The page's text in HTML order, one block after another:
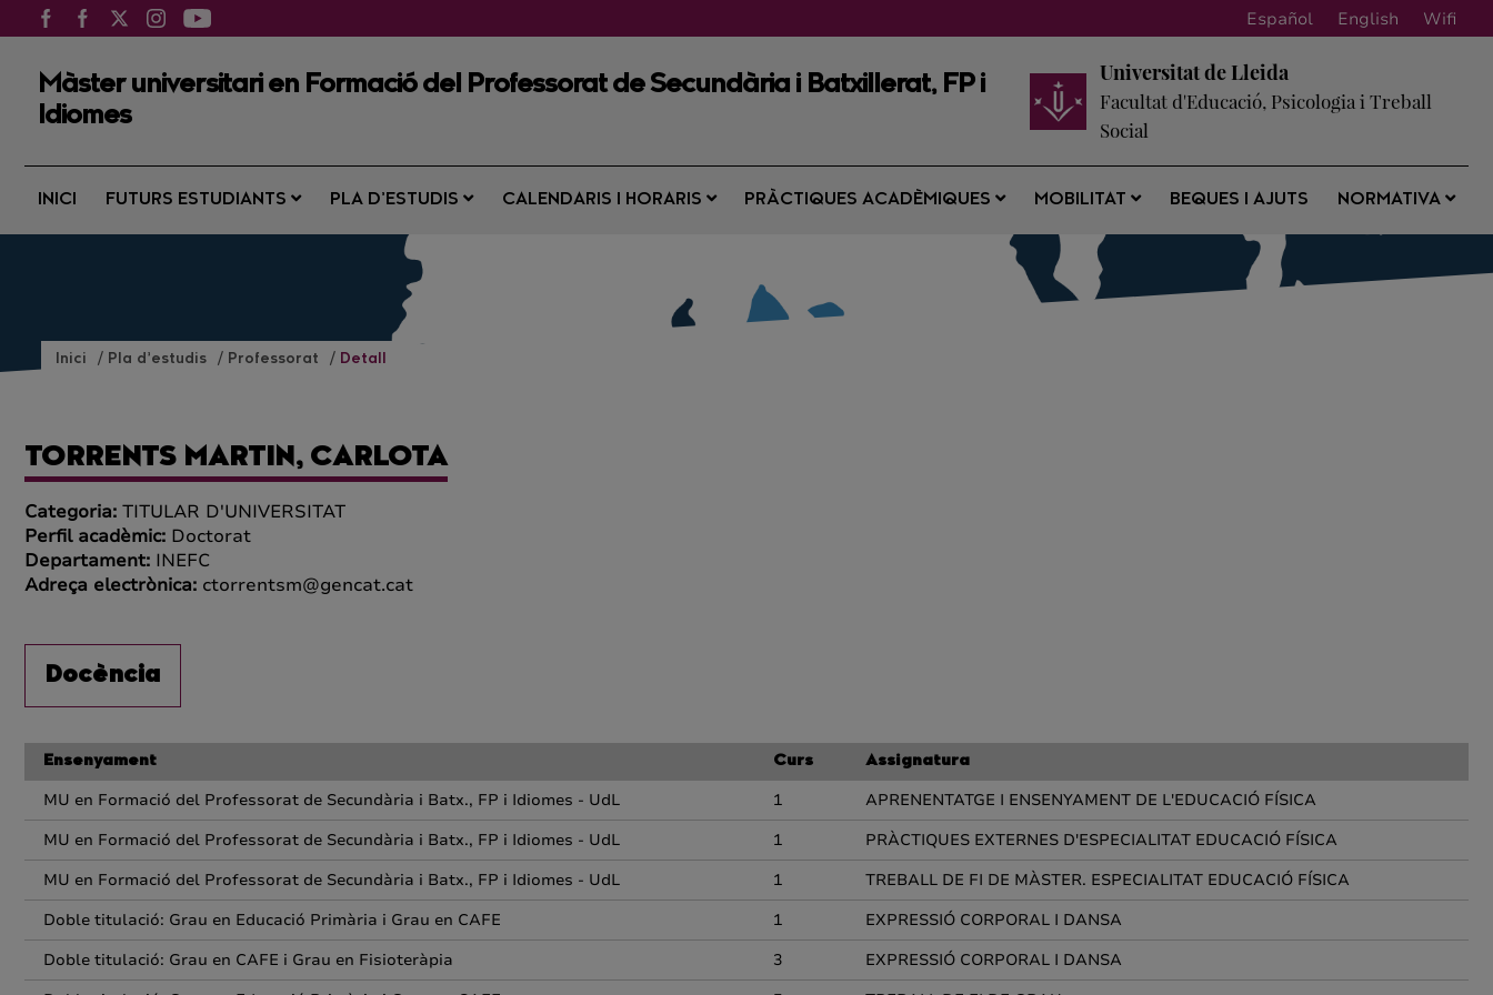
Español English Wifi
Màster universitari en Formació del Professorat de Secundària i Batxillerat, FP i
Idiomes
Universitat de Lleida
Facultat d'Educació, Psicologia i Treball
Social
INICI FUTURS ESTUDIANTS PLA D’ESTUDIS CALENDARIS I HORARIS PRÀCTIQUES ACADÈMIQUES MOBILITAT BEQUES I AJUTS NORMATIVA
Inici Pla d’estudis Professorat Detall
TORRENTS MARTIN, CARLOTA
Categoria: TITULAR D'UNIVERSITAT
Perfil acadèmic: Doctorat
Departament: INEFC
Adreça electrònica: ctorrentsm@gencat.cat
Docència
Ensenyament Curs Assignatura
MU en Formació del Professorat de Secundària i Batx., FP i Idiomes - UdL 1
APRENENTATGE I ENSENYAMENT DE L'EDUCACIÓ FÍSICA
MU en Formació del Professorat de Secundària i Batx., FP i Idiomes - UdL
1
PRÀCTIQUES EXTERNES D'ESPECIALITAT EDUCACIÓ FÍSICA
MU en Formació del Professorat de Secundària i Batx., FP i Idiomes - UdL
1
TREBALL DE FI DE MÀSTER. ESPECIALITAT EDUCACIÓ FÍSICA
Doble titulació: Grau en Educació Primària i Grau en CAFE
1
EXPRESSIÓ CORPORAL I DANSA
Doble titulació: Grau en CAFE i Grau en Fisioteràpia
3
EXPRESSIÓ CORPORAL I DANSA